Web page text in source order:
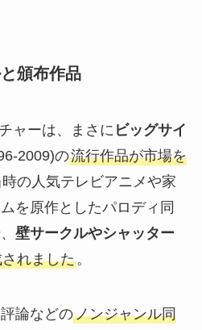
頒布作品
ャーは、まさに ビッグサイ
2009)の流行作品が市場を
の人気テレビアニメや家
を原作としたパロディ同
壁サークルやシャッター
れました。
論などのノンジャンル同